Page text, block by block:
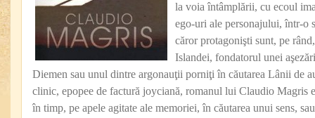
la voia întâmplării, cu ecoul
ego-uri ale personajului, într-o
căror protagonişti sunt, pe
Islandei, fondatorul unei
Diemen sau unul dintre argonauţii porniţi în căutarea Lânii de
clinic, epopee de factură joyciană, romanul lui Claudio Magris
în timp, pe apele agitate ale memoriei, în căutarea unui sens,